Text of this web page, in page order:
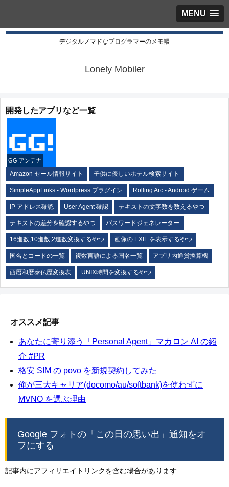
MENU
デジタルノマドなプログラマーのメモ帳
Lonely Mobiler
開発したアプリなど一覧
GG!アンテナ
Amazon セール情報サイト 子供に優しいホテル検索サイト
SimpleAppLinks - Wordpress プラグイン Rolling Arc - Android ゲーム
IP アドレス確認 User Agent 確認 テキストの文字数を数えるやつ
テキストの差分を確認するやつ パスワードジェネレーター
16進数,10進数,2進数変換するやつ 画像の EXIF を表示するやつ
国名とコードの一覧 複数言語による国名一覧 アプリ内通貨換算機
西暦和暦泰仏歴変換表 UNIX時間を変換するやつ
オススメ記事
あなたに寄り添う「Personal Agent」マカロン AI の紹
介 #PR
格安 SIM の povo を新規契約してみた
俺が三大キャリア(docomo/au/softbank)を使わずに
MVNO を選ぶ理由
Google フォトの「この日の思い出」通知をオ
フにする
記事内にアフィリエイトリンクを含む場合があります